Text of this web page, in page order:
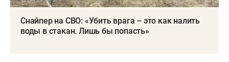
Снайпер на СВО: «Убить врага – это как налить
воды в стакан. Лишь бы попасть»